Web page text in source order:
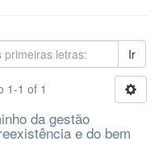
Ir
1-1 of 1
da gestão
e do bem